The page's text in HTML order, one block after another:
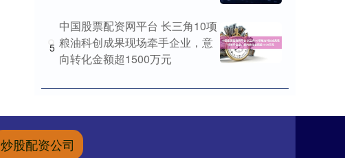
5
中国股票配资网平台 长三角10项
粮油科创成果现场牵手企业，意
向转化金额超1500万元
炒股配资公司